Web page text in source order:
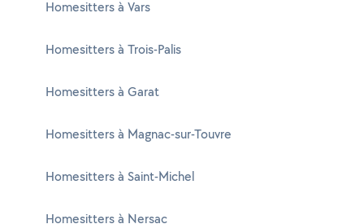
Homesitters à Vars
Homesitters à Trois-Palis
Homesitters à Garat
Homesitters à Magnac-sur-Touvre
Homesitters à Saint-Michel
Homesitters à Nersac